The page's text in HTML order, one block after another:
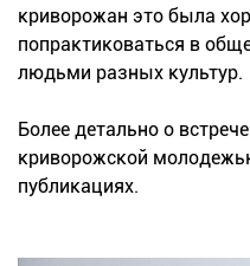
криворожан это была
попрактиковаться в
людьми разных культур.
Более детально о
криворожской
публикациях.